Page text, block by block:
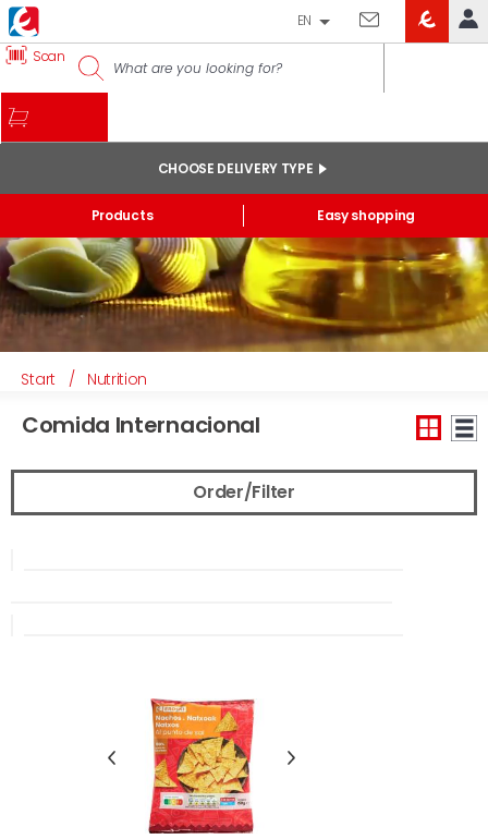
LOG IN
Online orders
My products purchased at the shop and online
Lists
GENERAL INFORMATION
EN
Scan
Products
CHOOSE DELIVERY TYPE
Easy shopping
Start / Nutrition
Comida Internacional
Order/Filter